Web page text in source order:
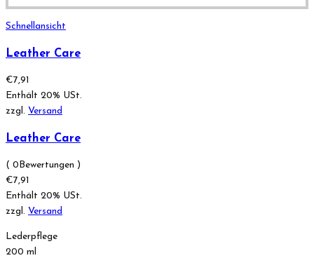
Schnellansicht
Leather Care
€7,91
Enthält 20% USt.
zzgl. Versand
Leather Care
( 0Bewertungen )
€7,91
Enthält 20% USt.
zzgl. Versand
Lederpflege
200 ml